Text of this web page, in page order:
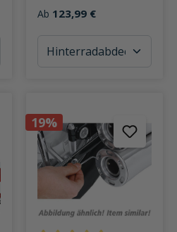
Ab 123,99 €
19%